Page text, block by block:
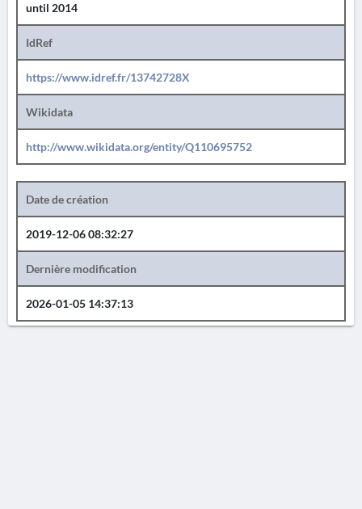
until 2014
IdRef
https://www.idref.fr/13742728X
Wikidata
http://www.wikidata.org/entity/Q110695752
Date de création
2019-12-06 08:32:27
Dernière modification
2026-01-05 14:37:13